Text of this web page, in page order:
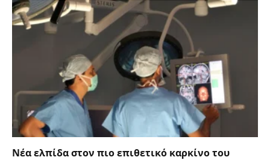
Νέα ελπίδα στον πιο επιθετικό καρκίνο του